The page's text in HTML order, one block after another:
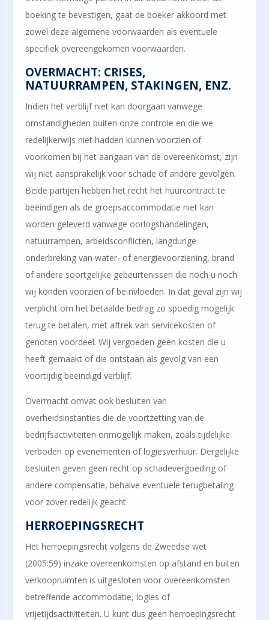
boeking te bevestigen, gaat de boeker akkoord met
zowel deze algemene voorwaarden als eventuele
specifiek overeengekomen voorwaarden.
OVERMACHT: CRISES,
NATUURRAMPEN, STAKINGEN, ENZ.
Indien het verblijf niet kan doorgaan vanwege
omstandigheden buiten onze controle en die we
redelijkerwijs niet hadden kunnen voorzien of
voorkomen bij het aangaan van de overeenkomst, zijn
wij niet aansprakelijk voor schade of andere gevolgen.
Beide partijen hebben het recht het huurcontract te
beëindigen als de groepsaccommodatie niet kan
worden geleverd vanwege oorlogshandelingen,
natuurrampen, arbeidsconflicten, langdurige
onderbreking van water- of energievoorziening, brand
of andere soortgelijke gebeurtenissen die noch u noch
wij konden voorzien of beïnvloeden. In dat geval zijn wij
verplicht om het betaalde bedrag zo spoedig mogelijk
terug te betalen, met aftrek van servicekosten of
genoten voordeel. Wij vergoeden geen kosten die u
heeft gemaakt of die ontstaan als gevolg van een
voortijdig beëindigd verblijf.
Overmacht omvat ook besluiten van
overheidsinstanties die de voortzetting van de
bedrijfsactiviteiten onmogelijk maken, zoals tijdelijke
verboden op evenementen of logiesverhuur. Dergelijke
besluiten geven geen recht op schadevergoeding of
andere compensatie, behalve eventuele terugbetaling
voor zover redelijk geacht.
HERROEPINGSRECHT
Het herroepingsrecht volgens de Zweedse wet
(2005:59) inzake overeenkomsten op afstand en buiten
verkoopruimten is uitgesloten voor overeenkomsten
betreffende accommodatie, logies of
vrijetijdsactiviteiten. U kunt dus geen herroepingsrecht